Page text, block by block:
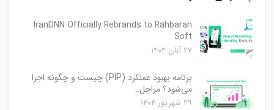
IranDNN Officially Rebrands to Rahbaran
Soft
۲۷ آبان ۱۴۰۴
برنامه بهبود عملکرد (PIP) چیست و چگونه اجرا
می‌شود؟ مراحل…
۲۹ شهریور ۱۴۰۴